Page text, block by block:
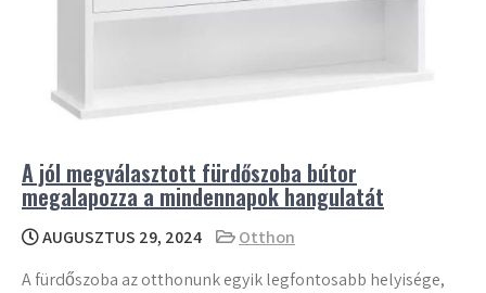
A jól megválasztott fürdőszoba bútor
megalapozza a mindennapok hangulatát
AUGUSZTUS 29, 2024
Otthon
A fürdőszoba az otthonunk egyik legfontosabb helyisége,